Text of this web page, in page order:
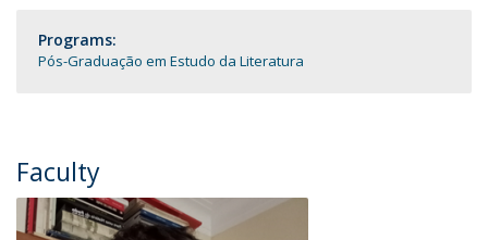
Programs:
Pós-Graduação em Estudo da Literatura
Faculty